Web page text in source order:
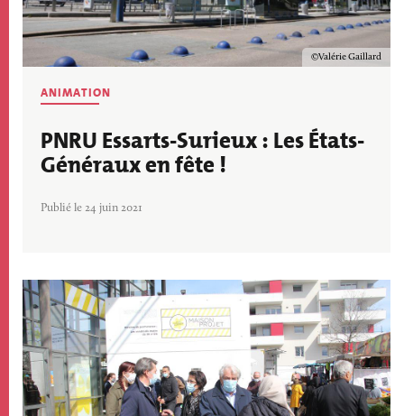
Copyright
Valérie Gaillard
ANIMATION
PNRU Essarts-Surieux : Les États-
Généraux en fête !
Publié le 24 juin 2021
Image